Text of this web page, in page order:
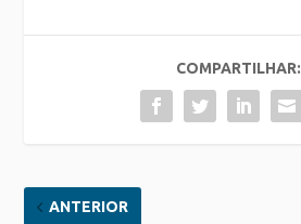
COMPARTILHAR:
ANTERIOR